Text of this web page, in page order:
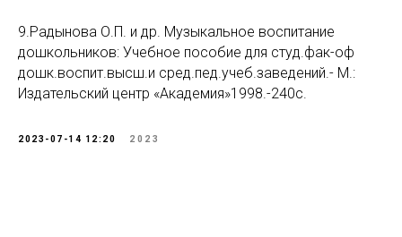
9.Радынова О.П. и др. Музыкальное воспитание
дошкольников: Учебное пособие для студ.фак-оф
дошк.воспит.высш.и сред.пед.учеб.заведений.- М.:
Издательский центр «Академия»1998.-240с.
2023-07-14 12:20 2023